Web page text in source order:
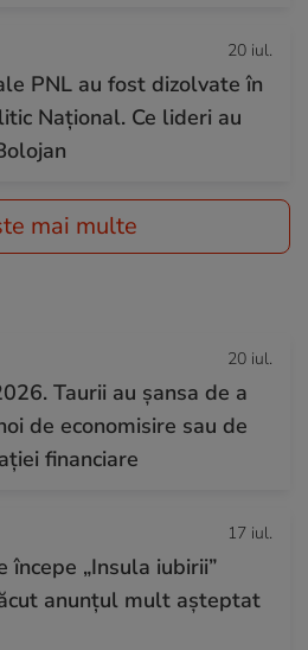
20 iul.
PNL au fost dizolvate în
Național. Ce lideri au
mai multe
20 iul.
Taurii au șansa de a
de economisire sau de
financiare
17 iul.
începe „Insula iubirii”
anunțul mult așteptat